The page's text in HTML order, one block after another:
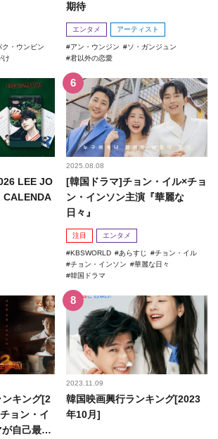
ク・ウンビン
け
期待
エンタメ アーティスト
アン・ウンジン
ソ・ガンジュン
君以外の恋愛
LEE JO
CALENDA
2025.08.08
[韓国ドラマ]チョン・イル×チョ
ン・インソン主演『華麗な
日々』
注目 エンタメ
KBSWORLD あらすじ
チョン・イル
チョン・インソン
華麗な日々
韓国ドラマ
キング[2
ョン・イ
自己最高
2023.11.09
韓国映画興行ランキング[2023
年10月]